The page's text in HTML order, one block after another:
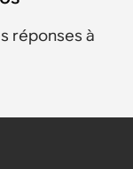
réponses à